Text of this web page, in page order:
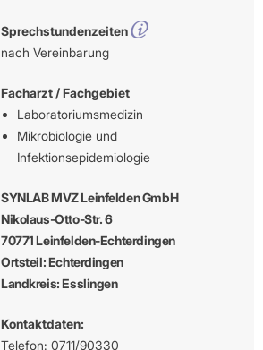
Sprechstundenzeiten
nach Vereinbarung
Facharzt / Fachgebiet
Laboratoriumsmedizin
Mikrobiologie und
Infektionsepidemiologie
SYNLAB MVZ Leinfelden GmbH
Nikolaus-Otto-Str. 6
70771 Leinfelden-Echterdingen
Ortsteil: Echterdingen
Landkreis: Esslingen
Kontaktdaten:
Telefon: 0711/90330